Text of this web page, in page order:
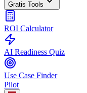
Gratis Tools
ROI Calculator
AI Readiness Quiz
Use Case Finder
Pilot